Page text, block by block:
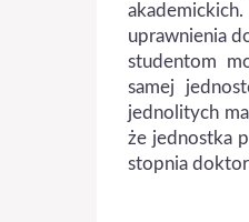
uprawnienia
studentom
samej
jednolitych
że jednostka
stopnia